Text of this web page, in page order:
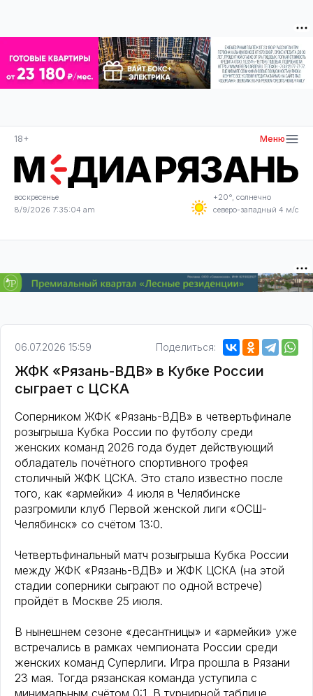
18+ Меню
воскресенье
8/9/2026 7:35:04 am
+20°, солнечно
северо-западный 4 м/с
06.07.2026 15:59 Поделиться:
ЖФК «Рязань-ВДВ» в Кубке России
сыграет с ЦСКА
Соперником ЖФК «Рязань-ВДВ» в четвертьфинале
розыгрыша Кубка России по футболу среди
женских команд 2026 года будет действующий
обладатель почётного спортивного трофея
столичный ЖФК ЦСКА. Это стало известно после
того, как «армейки» 4 июля в Челябинске
разгромили клуб Первой женской лиги «ОСШ-
Челябинск» со счётом 13:0.
Четвертьфинальный матч розыгрыша Кубка России
между ЖФК «Рязань-ВДВ» и ЖФК ЦСКА (на этой
стадии соперники сыграют по одной встрече)
пройдёт в Москве 25 июля.
В нынешнем сезоне «десантницы» и «армейки» уже
встречались в рамках чемпионата России среди
женских команд Суперлиги. Игра прошла в Рязани
23 мая. Тогда рязанская команда уступила с